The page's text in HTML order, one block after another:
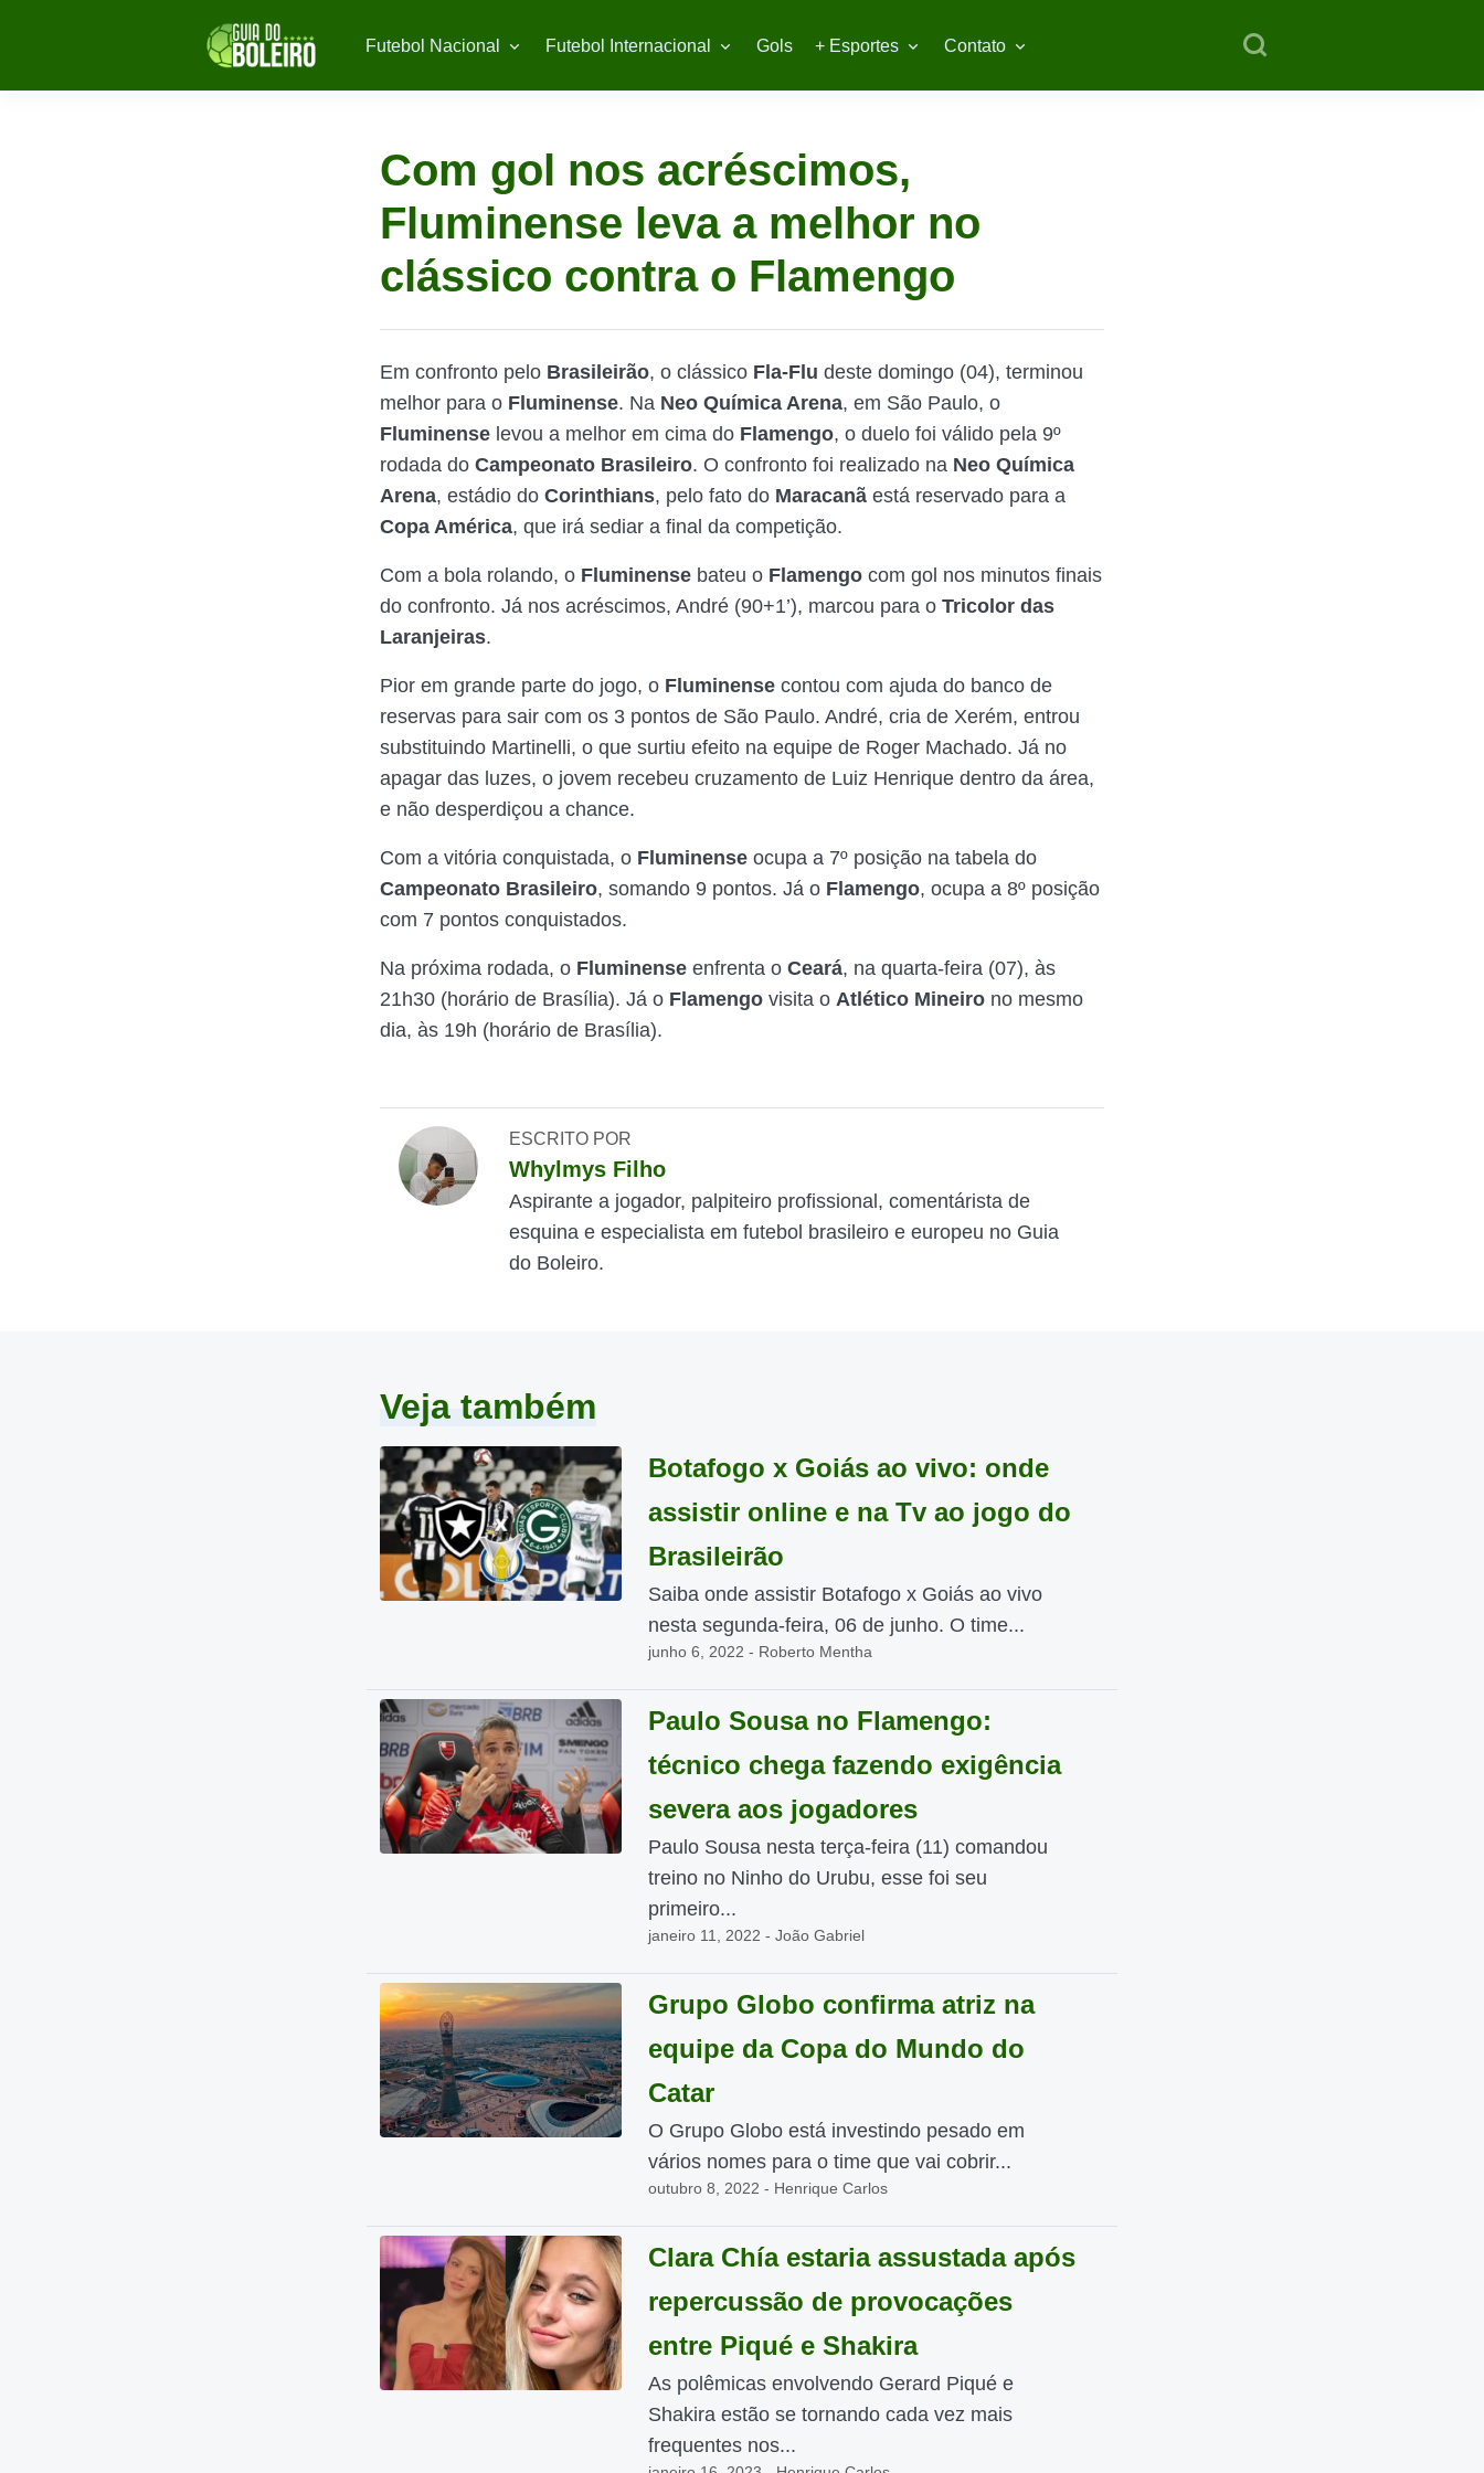
Futebol Nacional Futebol Internacional Gols + Esportes Contato
Com gol nos acréscimos,
Fluminense leva a melhor no
clássico contra o Flamengo
Em confronto pelo Brasileirão, o clássico Fla-Flu deste domingo (04), terminou
melhor para o Fluminense. Na Neo Química Arena, em São Paulo, o
Fluminense levou a melhor em cima do Flamengo, o duelo foi válido pela 9º
rodada do Campeonato Brasileiro. O confronto foi realizado na Neo Química
Arena, estádio do Corinthians, pelo fato do Maracanã está reservado para a
Copa América, que irá sediar a final da competição.
Com a bola rolando, o Fluminense bateu o Flamengo com gol nos minutos finais
do confronto. Já nos acréscimos, André (90+1’), marcou para o Tricolor das
Laranjeiras.
Pior em grande parte do jogo, o Fluminense contou com ajuda do banco de
reservas para sair com os 3 pontos de São Paulo. André, cria de Xerém, entrou
substituindo Martinelli, o que surtiu efeito na equipe de Roger Machado. Já no
apagar das luzes, o jovem recebeu cruzamento de Luiz Henrique dentro da área,
e não desperdiçou a chance.
Com a vitória conquistada, o Fluminense ocupa a 7º posição na tabela do
Campeonato Brasileiro, somando 9 pontos. Já o Flamengo, ocupa a 8º posição
com 7 pontos conquistados.
Na próxima rodada, o Fluminense enfrenta o Ceará, na quarta-feira (07), às
21h30 (horário de Brasília). Já o Flamengo visita o Atlético Mineiro no mesmo
dia, às 19h (horário de Brasília).
ESCRITO POR
Whylmys Filho
Aspirante a jogador, palpiteiro profissional, comentárista de
esquina e especialista em futebol brasileiro e europeu no Guia
do Boleiro.
Veja também
Botafogo x Goiás ao vivo: onde
assistir online e na Tv ao jogo do
Brasileirão
Saiba onde assistir Botafogo x Goiás ao vivo
nesta segunda-feira, 06 de junho. O time...
junho 6, 2022 - Roberto Mentha
Paulo Sousa no Flamengo:
técnico chega fazendo exigência
severa aos jogadores
Paulo Sousa nesta terça-feira (11) comandou
treino no Ninho do Urubu, esse foi seu
primeiro...
janeiro 11, 2022 - João Gabriel
Grupo Globo confirma atriz na
equipe da Copa do Mundo do
Catar
O Grupo Globo está investindo pesado em
vários nomes para o time que vai cobrir...
outubro 8, 2022 - Henrique Carlos
Clara Chía estaria assustada após
repercussão de provocações
entre Piqué e Shakira
As polêmicas envolvendo Gerard Piqué e
Shakira estão se tornando cada vez mais
frequentes nos...